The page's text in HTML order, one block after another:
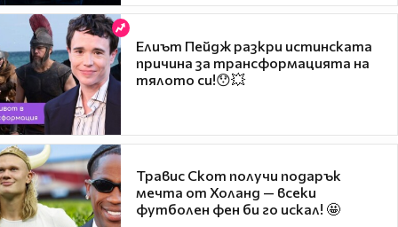
Елиът Пейдж разкри истинската
причина за трансформацията на
тялото си!😯💥
Травис Скот получи подарък
мечта от Холанд — всеки
футболен фен би го искал! 🤩